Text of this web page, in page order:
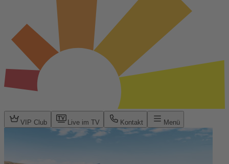
VIP Club Live im TV Kontakt Menü